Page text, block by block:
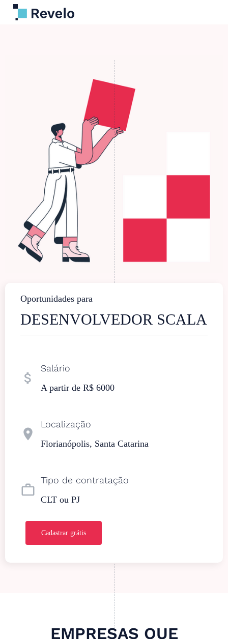
Oportunidades para
DESENVOLVEDOR SCALA
attach_money
Salário
A partir de R$ 6000
location_on
Localização
Florianópolis, Santa Catarina
work_outline
Tipo de contratação
CLT ou PJ
Cadastrar grátis
EMPRESAS QUE